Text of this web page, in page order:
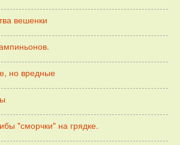
вешенки
но вредные
"сморчки" на грядке.